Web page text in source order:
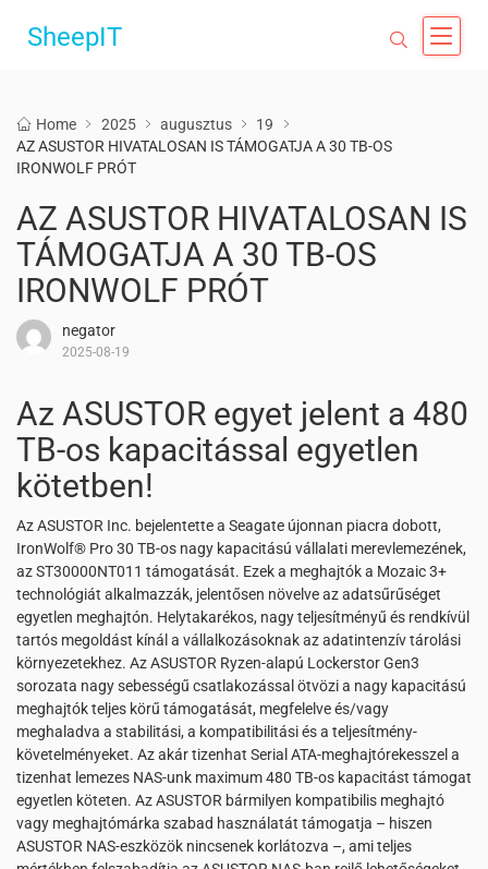
SheepIT
Home 2025 augusztus
19
AZ ASUSTOR HIVATALOSAN IS TÁMOGATJA A 30 TB-OS
IRONWOLF PRÓT
AZ ASUSTOR HIVATALOSAN IS
TÁMOGATJA A 30 TB-OS
IRONWOLF PRÓT
negator
2025-08-19
Az ASUSTOR egyet jelent a 480
TB-os kapacitással egyetlen
kötetben!
Az ASUSTOR Inc. bejelentette a Seagate újonnan piacra dobott,
IronWolf® Pro 30 TB-os nagy kapacitású vállalati merevlemezének,
az ST30000NT011 támogatását. Ezek a meghajtók a Mozaic 3+
technológiát alkalmazzák, jelentősen növelve az adatsűrűséget
egyetlen meghajtón. Helytakarékos, nagy teljesítményű és rendkívül
tartós megoldást kínál a vállalkozásoknak az adatintenzív tárolási
környezetekhez. Az ASUSTOR Ryzen-alapú Lockerstor Gen3
sorozata nagy sebességű csatlakozással ötvözi a nagy kapacitású
meghajtók teljes körű támogatását, megfelelve és/vagy
meghaladva a stabilitási, a kompatibilitási és a teljesítmény-
követelményeket. Az akár tizenhat Serial ATA-meghajtórekesszel a
tizenhat lemezes NAS-unk maximum 480 TB-os kapacitást támogat
egyetlen köteten. Az ASUSTOR bármilyen kompatibilis meghajtó
vagy meghajtómárka szabad használatát támogatja – hiszen
ASUSTOR NAS-eszközök nincsenek korlátozva –, ami teljes